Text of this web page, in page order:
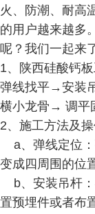
火、防潮、耐高
的用户越来越多
呢？我们一起来
1、陕西硅酸钙
弹线找平→安装
横小龙骨→ 调平
2、施工方法及操
a、弹线定位：
变成四周围的位
b、安装吊杆：
置预埋件或者布